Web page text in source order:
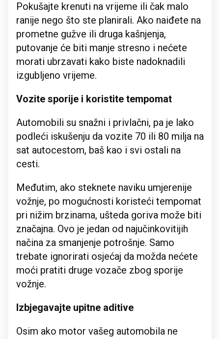
Pokušajte krenuti na vrijeme ili čak malo
ranije nego što ste planirali. Ako naiđete na
prometne gužve ili druga kašnjenja,
putovanje će biti manje stresno i nećete
morati ubrzavati kako biste nadoknadili
izgubljeno vrijeme.
Vozite sporije i koristite tempomat
Automobili su snažni i privlačni, pa je lako
podleći iskušenju da vozite 70 ili 80 milja na
sat autocestom, baš kao i svi ostali na
cesti.
Međutim, ako steknete naviku umjerenije
vožnje, po mogućnosti koristeći tempomat
pri nižim brzinama, ušteda goriva može biti
značajna. Ovo je jedan od najučinkovitijih
načina za smanjenje potrošnje. Samo
trebate ignorirati osjećaj da možda nećete
moći pratiti druge vozače zbog sporije
vožnje.
Izbjegavajte upitne aditive
Osim ako motor vašeg automobila ne